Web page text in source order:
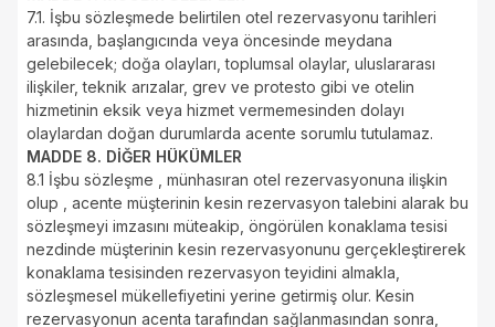
7.1. İşbu sözleşmede belirtilen otel rezervasyonu tarihleri
arasında, başlangıcında veya öncesinde meydana
gelebilecek; doğa olayları, toplumsal olaylar, uluslararası
ilişkiler, teknik arızalar, grev ve protesto gibi ve otelin
hizmetinin eksik veya hizmet vermemesinden dolayı
olaylardan doğan durumlarda acente sorumlu tutulamaz.
MADDE 8. DİĞER HÜKÜMLER
8.1 İşbu sözleşme , münhasıran otel rezervasyonuna ilişkin
olup , acente müşterinin kesin rezervasyon talebini alarak bu
sözleşmeyi imzasını müteakip, öngörülen konaklama tesisi
nezdinde müşterinin kesin rezervasyonunu gerçekleştirerek
konaklama tesisinden rezervasyon teyidini almakla,
sözleşmesel mükellefiyetini yerine getirmiş olur. Kesin
rezervasyonun acenta tarafından sağlanmasından sonra,